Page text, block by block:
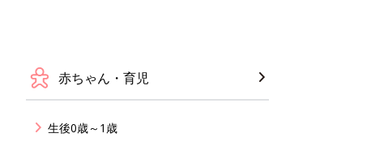
赤ちゃん・育児
生後0歳～1歳